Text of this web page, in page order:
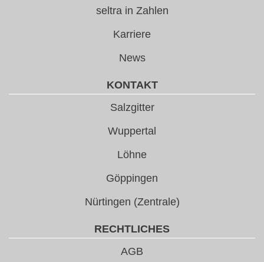
seltra in Zahlen
Karriere
News
KONTAKT
Salzgitter
Wuppertal
Löhne
Göppingen
Nürtingen (Zentrale)
RECHTLICHES
AGB